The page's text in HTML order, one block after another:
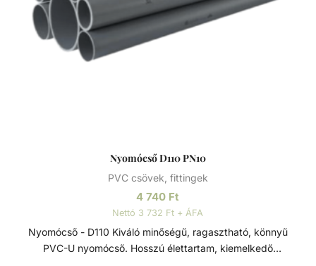
Nyomócső D110 PN10
PVC csövek, fittingek
4 740 Ft
Nettó 3 732 Ft + ÁFA
Nyomócső - D110 Kiváló minőségű, ragasztható, könnyű
PVC-U nyomócső. Hosszú élettartam, kiemelkedő